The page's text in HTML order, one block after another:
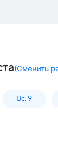
(Сменить
Вс, 9